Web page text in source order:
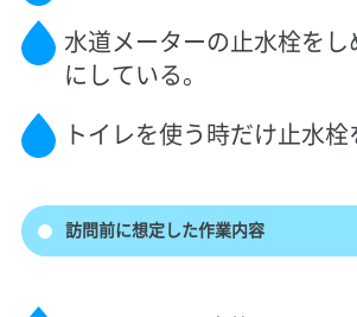
水道メーターの止水栓を
にしている。
トイレを使う時だけ止水
訪問前に想定した作業内容